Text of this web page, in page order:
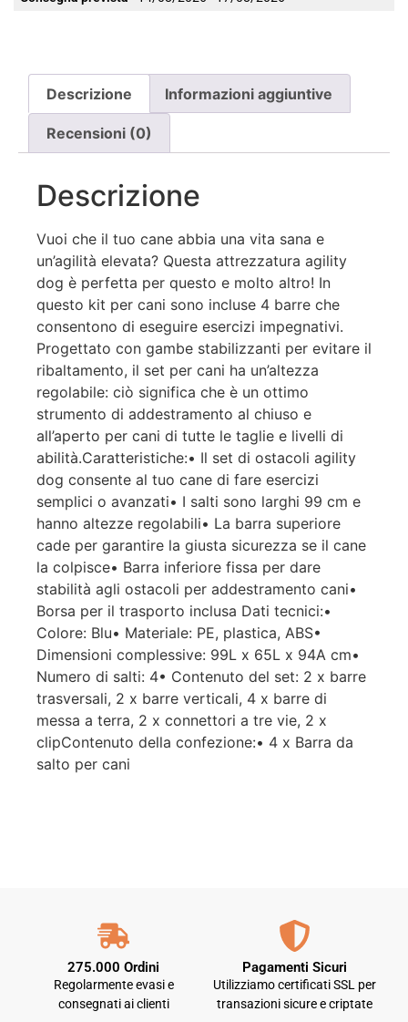
Descrizione Informazioni aggiuntive
Recensioni (0)
Descrizione
Vuoi che il tuo cane abbia una vita sana e
un’agilità elevata? Questa attrezzatura agility
dog è perfetta per questo e molto altro! In
questo kit per cani sono incluse 4 barre che
consentono di eseguire esercizi impegnativi.
Progettato con gambe stabilizzanti per evitare il
ribaltamento, il set per cani ha un’altezza
regolabile: ciò significa che è un ottimo
strumento di addestramento al chiuso e
all’aperto per cani di tutte le taglie e livelli di
abilità.Caratteristiche:• Il set di ostacoli agility
dog consente al tuo cane di fare esercizi
semplici o avanzati• I salti sono larghi 99 cm e
hanno altezze regolabili• La barra superiore
cade per garantire la giusta sicurezza se il cane
la colpisce• Barra inferiore fissa per dare
stabilità agli ostacoli per addestramento cani•
Borsa per il trasporto inclusa Dati tecnici:•
Colore: Blu• Materiale: PE, plastica, ABS•
Dimensioni complessive: 99L x 65L x 94A cm•
Numero di salti: 4• Contenuto del set: 2 x barre
trasversali, 2 x barre verticali, 4 x barre di
messa a terra, 2 x connettori a tre vie, 2 x
clipContenuto della confezione:• 4 x Barra da
salto per cani
275.000 Ordini
Regolarmente evasi e
consegnati ai clienti
Pagamenti Sicuri
Utilizziamo certificati SSL per
transazioni sicure e criptate